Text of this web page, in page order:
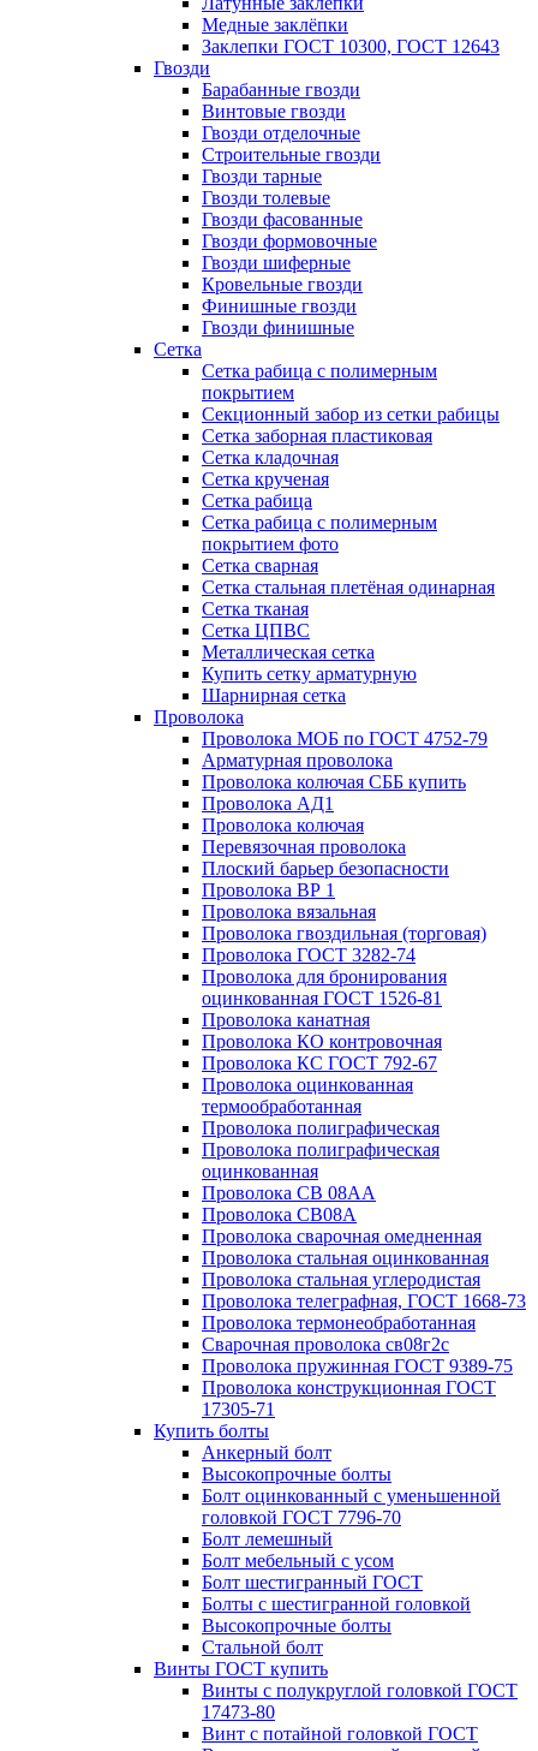
Медные заклёпки
Заклепки ГОСТ 10300, ГОСТ 12643
Гвозди
Барабанные гвозди
Винтовые гвозди
Гвозди отделочные
Строительные гвозди
Гвозди тарные
Гвозди толевые
Гвозди фасованные
Гвозди формовочные
Гвозди шиферные
Кровельные гвозди
Финишные гвозди
Гвозди финишные
Сетка
Сетка рабица с полимерным
покрытием
Секционный забор из сетки рабицы
Сетка заборная пластиковая
Сетка кладочная
Сетка крученая
Сетка рабица
Сетка рабица с полимерным
покрытием фото
Сетка сварная
Сетка стальная плетёная одинарная
Сетка тканая
Сетка ЦПВС
Металлическая сетка
Купить сетку арматурную
Шарнирная сетка
Проволока
Проволока МОБ по ГОСТ 4752-79
Арматурная проволока
Проволока колючая СББ купить
Проволока АД1
Проволока колючая
Перевязочная проволока
Плоский барьер безопасности
Проволока ВР 1
Проволока вязальная
Проволока гвоздильная (торговая)
Проволока ГОСТ 3282-74
Проволока для бронирования
оцинкованная ГОСТ 1526-81
Проволока канатная
Проволока КО контровочная
Проволока КС ГОСТ 792-67
Проволока оцинкованная
термообработанная
Проволока полиграфическая
Проволока полиграфическая
оцинкованная
Проволока СВ 08АА
Проволока СВ08А
Проволока сварочная омедненная
Проволока стальная оцинкованная
Проволока стальная углеродистая
Проволока телеграфная, ГОСТ 1668-73
Проволока термонеобработанная
Сварочная проволока св08г2с
Проволока пружинная ГОСТ 9389-75
Проволока конструкционная ГОСТ
17305-71
Купить болты
Анкерный болт
Высокопрочные болты
Болт оцинкованный с уменьшенной
головкой ГОСТ 7796-70
Болт лемешный
Болт мебельный с усом
Болт шестигранный ГОСТ
Болты с шестигранной головкой
Высокопрочные болты
Стальной болт
Винты ГОСТ купить
Винты с полукруглой головкой ГОСТ
17473-80
Винт с потайной головкой ГОСТ